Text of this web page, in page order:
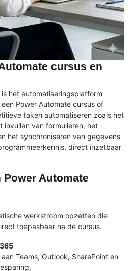
cursus en
het automatiseringsplatform
Power Automate cursus of
taken automatiseren zoals het
invullen van formulieren, het
het synchroniseren van gegevens
direct inzetbaar
Automate
werkstroom opzetten die
toepasbaar na de cursus.
Teams, Outlook, SharePoint en